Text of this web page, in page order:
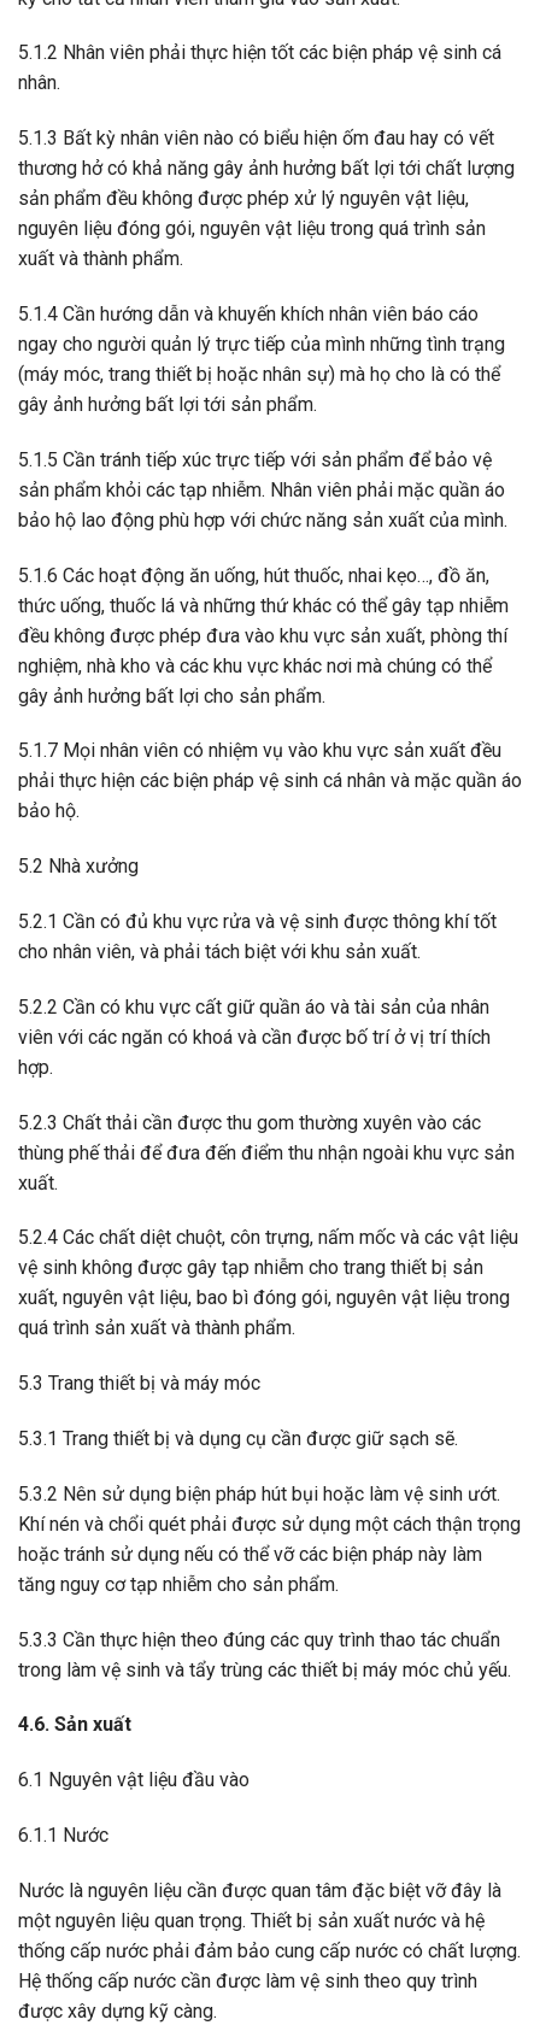
5.1.2 Nhân viên phải thực hiện tốt các biện pháp vệ sinh cá
nhân.
5.1.3 Bất kỳ nhân viên nào có biểu hiện ốm đau hay có vết
thương hở có khả năng gây ảnh hưởng bất lợi tới chất lượng
sản phẩm đều không được phép xử lý nguyên vật liệu,
nguyên liệu đóng gói, nguyên vật liệu trong quá trình sản
xuất và thành phẩm.
5.1.4 Cần hướng dẫn và khuyến khích nhân viên báo cáo
ngay cho người quản lý trực tiếp của mình những tình trạng
(máy móc, trang thiết bị hoặc nhân sự) mà họ cho là có thể
gây ảnh hưởng bất lợi tới sản phẩm.
5.1.5 Cần tránh tiếp xúc trực tiếp với sản phẩm để bảo vệ
sản phẩm khỏi các tạp nhiễm. Nhân viên phải mặc quần áo
bảo hộ lao động phù hợp với chức năng sản xuất của mình.
5.1.6 Các hoạt động ăn uống, hút thuốc, nhai kẹo…, đồ ăn,
thức uống, thuốc lá và những thứ khác có thể gây tạp nhiễm
đều không được phép đưa vào khu vực sản xuất, phòng thí
nghiệm, nhà kho và các khu vực khác nơi mà chúng có thể
gây ảnh hưởng bất lợi cho sản phẩm.
5.1.7 Mọi nhân viên có nhiệm vụ vào khu vực sản xuất đều
phải thực hiện các biện pháp vệ sinh cá nhân và mặc quần áo
bảo hộ.
5.2 Nhà xưởng
5.2.1 Cần có đủ khu vực rửa và vệ sinh được thông khí tốt
cho nhân viên, và phải tách biệt với khu sản xuất.
5.2.2 Cần có khu vực cất giữ quần áo và tài sản của nhân
viên với các ngăn có khoá và cần được bố trí ở vị trí thích
hợp.
5.2.3 Chất thải cần được thu gom thường xuyên vào các
thùng phế thải để đưa đến điểm thu nhận ngoài khu vực sản
xuất.
5.2.4 Các chất diệt chuột, côn trựng, nấm mốc và các vật liệu
vệ sinh không được gây tạp nhiễm cho trang thiết bị sản
xuất, nguyên vật liệu, bao bì đóng gói, nguyên vật liệu trong
quá trình sản xuất và thành phẩm.
5.3 Trang thiết bị và máy móc
5.3.1 Trang thiết bị và dụng cụ cần được giữ sạch sẽ.
5.3.2 Nên sử dụng biện pháp hút bụi hoặc làm vệ sinh ướt.
Khí nén và chổi quét phải được sử dụng một cách thận trọng
hoặc tránh sử dụng nếu có thể vỡ các biện pháp này làm
tăng nguy cơ tạp nhiễm cho sản phẩm.
5.3.3 Cần thực hiện theo đúng các quy trình thao tác chuẩn
trong làm vệ sinh và tẩy trùng các thiết bị máy móc chủ yếu.
4.6. Sản xuất
6.1 Nguyên vật liệu đầu vào
6.1.1 Nước
Nước là nguyên liệu cần được quan tâm đặc biệt vỡ đây là
một nguyên liệu quan trọng. Thiết bị sản xuất nước và hệ
thống cấp nước phải đảm bảo cung cấp nước có chất lượng.
Hệ thống cấp nước cần được làm vệ sinh theo quy trình
được xây dựng kỹ càng.